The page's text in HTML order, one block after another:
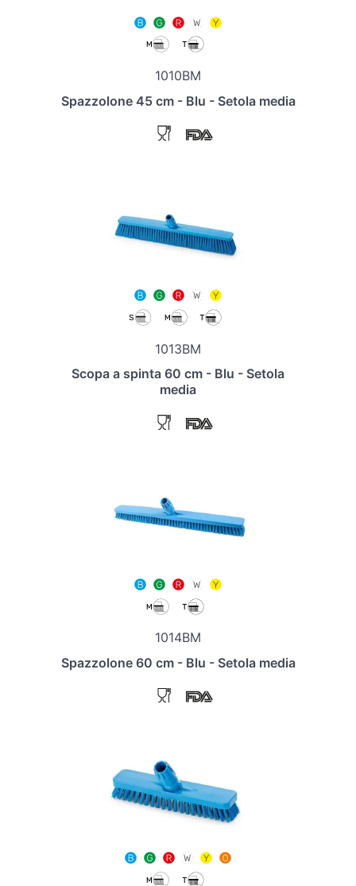
1010BM
Spazzolone 45 cm - Blu - Setola media
1013BM
Scopa a spinta 60 cm - Blu - Setola
media
1014BM
Spazzolone 60 cm - Blu - Setola media